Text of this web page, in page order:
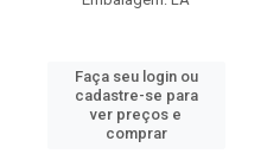
Faça seu login ou
cadastre-se para
ver preços e
comprar